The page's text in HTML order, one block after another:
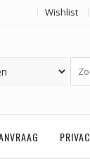
Wishlist